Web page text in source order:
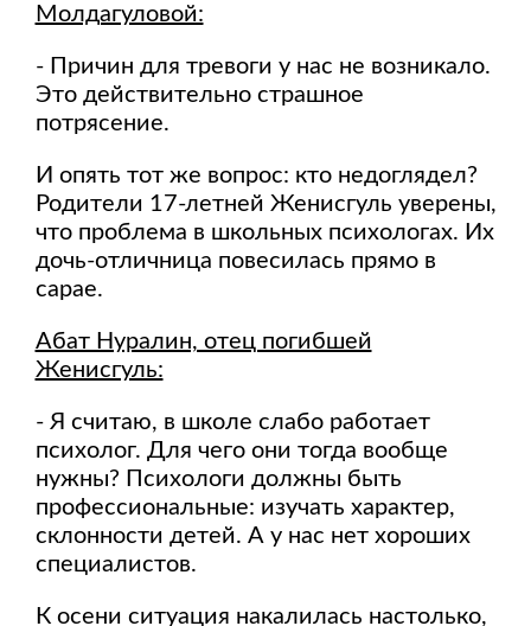
Молдагуловой:
- Причин для тревоги у нас не возникало.
Это действительно страшное
потрясение.
И опять тот же вопрос: кто недоглядел?
Родители 17-летней Женисгуль уверены,
что проблема в школьных психологах. Их
дочь-отличница повесилась прямо в
сарае.
Абат Нуралин, отец погибшей
Женисгуль:
- Я считаю, в школе слабо работает
психолог. Для чего они тогда вообще
нужны? Психологи должны быть
профессиональные: изучать характер,
склонности детей. А у нас нет хороших
специалистов.
К осени ситуация накалилась настолько,